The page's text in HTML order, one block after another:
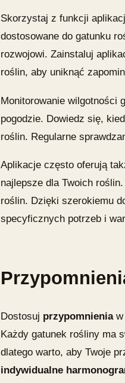
Skorzystaj z funkcji
dostosowane do gatunku
rozwojowi. Zainstaluj
roślin, aby uniknąć
Monitorowanie wilgotności
pogodzie. Dowiedz się,
roślin. Regularne
Aplikacje często oferują
najlepsze dla Twoich
roślin. Dzięki szerokiemu
specyficznych potrzeb i
Dostosuj przypomnieniaw
Każdy gatunek rośliny ma
dlatego warto, aby Twoje
indywidualne